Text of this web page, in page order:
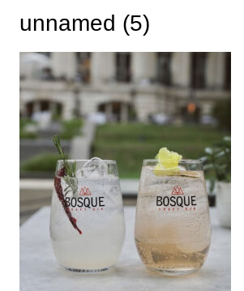
unnamed (5)